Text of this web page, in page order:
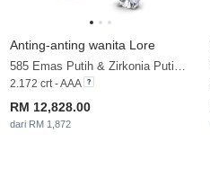
Anting-anting wanita Lore
585 Emas Putih & Zirkonia Putih & Berlian
2.172 crt - AAA
RM 12,828.00
dari RM 1,872